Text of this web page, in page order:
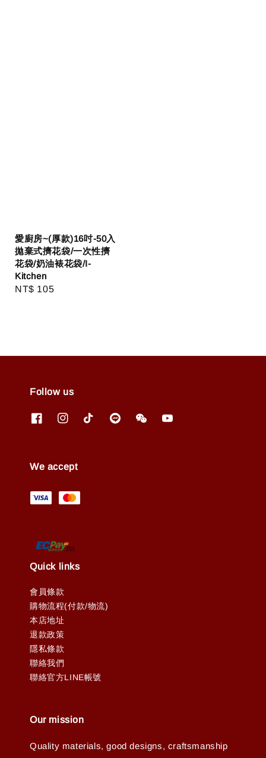
愛廚房~(厚款)16吋-50入
拋棄式擠花袋/一次性擠
花袋/奶油裱花袋/I-
Kitchen
Regular
NT$ 105
Follow us
We accept
Quick links
會員條款
購物流程(付款/物流)
本店地址
退款政策
隱私條款
聯絡我們
聯絡官方LINE帳號
Our mission
Quality materials, good designs, craftsmanship